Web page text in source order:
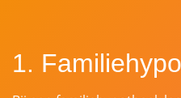
1.